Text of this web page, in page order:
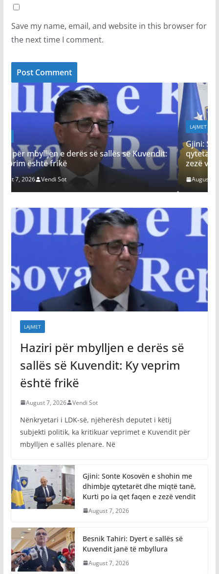
Save my name, email, and website in this browser for
the next time I comment.
LAJMET
Gjini: Sonte Kosovën e shohin me dhimbje
qytetarët dhe miqtë tanë, Kurti po ia qet faqen
zezë vendit
August 7, 2026
LAJMET
Haziri për mbylljen e derës së
sallës së Kuvendit: Ky veprim
është frikë
August 7, 2026 Vendi Sot
Nënkryetari i LDK-së, njëherësh deputet i këtij
subjekti politik, ka kritikuar veprimet e Kuvendit për
mbylljen e sallës plenare. Në
Gjini: Sonte Kosovën e shohin me
dhimbje qytetarët dhe miqtë tanë,
Kurti po ia qet faqen e zezë vendit
August 7, 2026
Besnik Tahiri: Dyert e sallës së
Kuvendit janë të mbyllura
August 7, 2026